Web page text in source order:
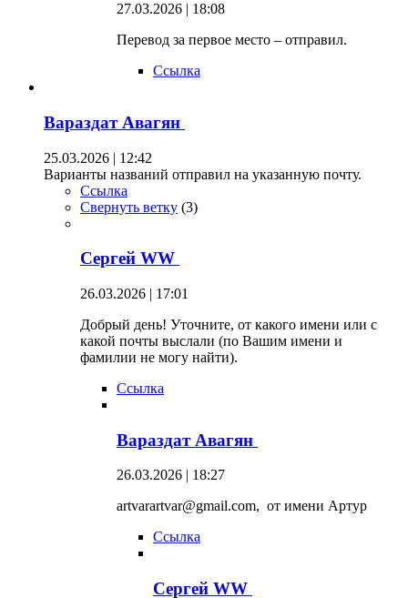
27.03.2026 | 18:08
Перевод за первое место – отправил.
Ссылка
Вараздат Авагян
25.03.2026 | 12:42
Варианты названий отправил на указанную почту.
Ссылка
Свернуть ветку (3)
Сергей WW
26.03.2026 | 17:01
Добрый день! Уточните, от какого имени или с
какой почты выслали (по Вашим имени и
фамилии не могу найти).
Ссылка
Вараздат Авагян
26.03.2026 | 18:27
artvarartvar@gmail.com, от имени Артур
Ссылка
Сергей WW